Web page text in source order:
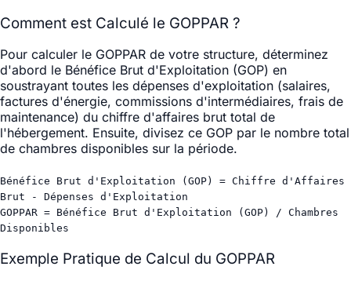
Comment est Calculé le GOPPAR ?
Pour calculer le GOPPAR de votre structure, déterminez
d'abord le Bénéfice Brut d'Exploitation (GOP) en
soustrayant toutes les dépenses d'exploitation (salaires,
factures d'énergie, commissions d'intermédiaires, frais de
maintenance) du chiffre d'affaires brut total de
l'hébergement. Ensuite, divisez ce GOP par le nombre total
de chambres disponibles sur la période.
Bénéfice Brut d'Exploitation (GOP) = Chiffre d'Affaires
Brut - Dépenses d'Exploitation
GOPPAR = Bénéfice Brut d'Exploitation (GOP) / Chambres
Disponibles
Exemple Pratique de Calcul du GOPPAR